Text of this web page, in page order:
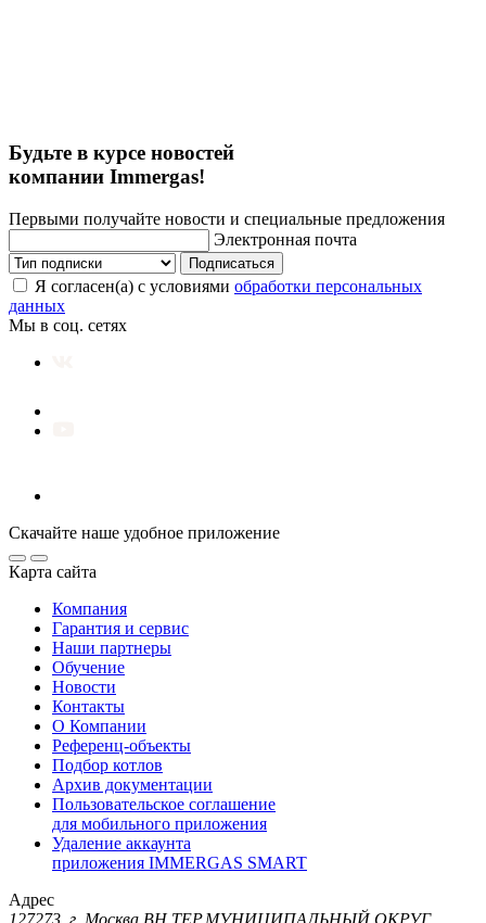
Будьте в курсе новостей
компании Immergas!
Первыми получайте новости и специальные предложения
Электронная почта
Подписаться
Я согласен(а) с условиями обработки персональных
данных
Мы в соц. сетях
Скачайте наше удобное приложение
Карта сайта
Компания
Гарантия и сервис
Наши партнеры
Обучение
Новости
Контакты
О Компании
Референц-объекты
Подбор котлов
Архив документации
Пользовательское соглашение
для мобильного приложения
Удаление аккаунта
приложения IMMERGAS SMART
Адрес
127273, г. Москва ВН.ТЕР.МУНИЦИПАЛЬНЫЙ ОКРУГ